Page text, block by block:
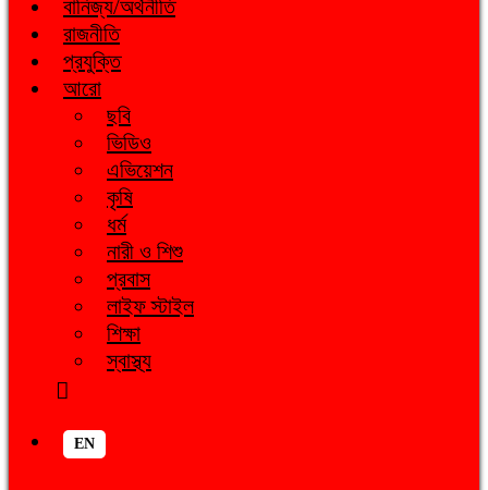
বানিজ্য/অর্থনীতি
রাজনীতি
প্রযুক্তি
আরো
ছবি
ভিডিও
এভিয়েশন
কৃষি
ধর্ম
নারী ও শিশু
প্রবাস
লাইফ স্টাইল
শিক্ষা
স্বাস্থ্য
EN